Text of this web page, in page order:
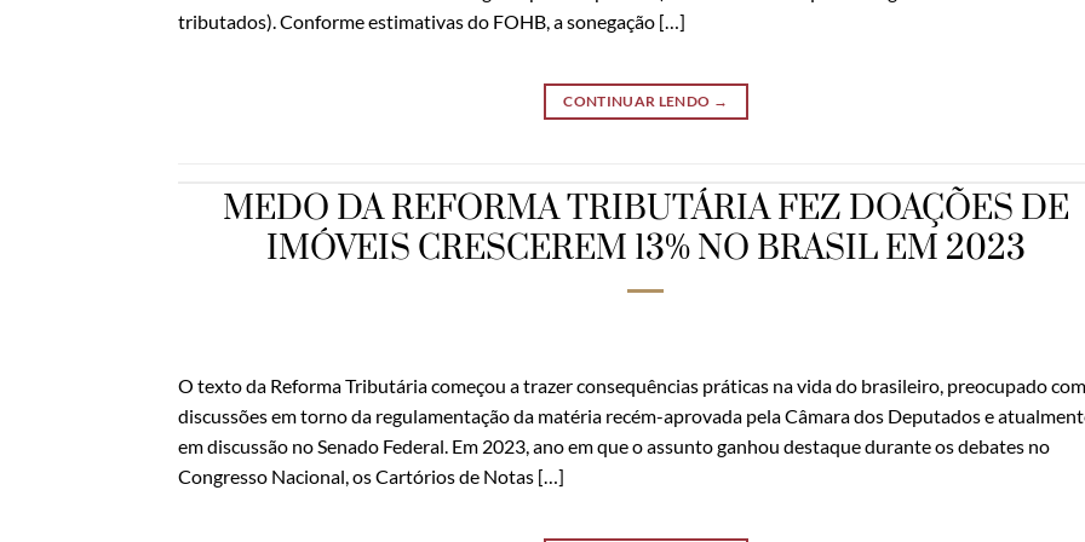
tributados). Conforme estimativas do FOHB, a sonegação […]
CONTINUAR LENDO →
MEDO DA REFORMA TRIBUTÁRIA FEZ DOAÇÕES DE
IMÓVEIS CRESCEREM 13% NO BRASIL EM 2023
O texto da Reforma Tributária começou a trazer consequências práticas na vida do brasileiro, preocupado
discussões em torno da regulamentação da matéria recém-aprovada pela Câmara dos Deputados e
em discussão no Senado Federal. Em 2023, ano em que o assunto ganhou destaque durante os debates no
Congresso Nacional, os Cartórios de Notas […]